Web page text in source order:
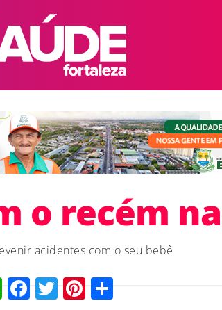
o recém
acidentes com o seu bebê
WhatsApp
Facebook
TwitterPinterest